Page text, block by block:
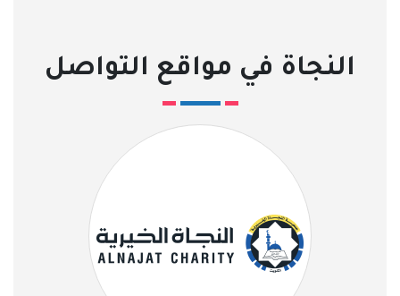
النجاة في مواقع التواصل